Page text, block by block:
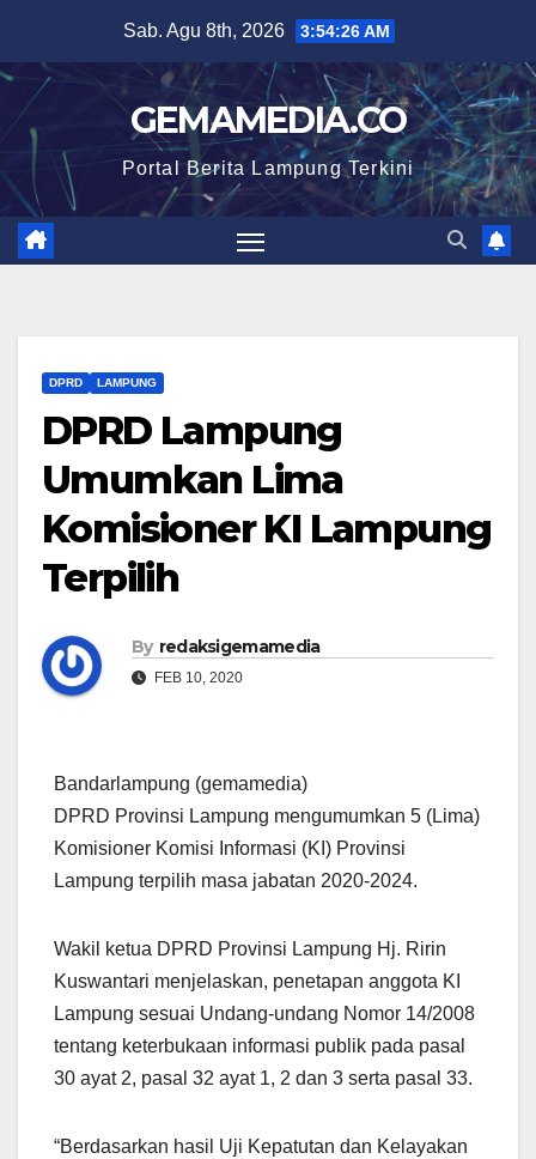
content
Sab. Agu 8th, 2026 3:54:27 AM
GEMAMEDIA.CO
Portal Berita Lampung Terkini
DPRD LAMPUNG
DPRD Lampung
Umumkan Lima
Komisioner KI Lampung
Terpilih
By redaksigemamedia
FEB 10, 2020
Bandarlampung (gemamedia)
DPRD Provinsi Lampung mengumumkan 5 (Lima)
Komisioner Komisi Informasi (KI) Provinsi
Lampung terpilih masa jabatan 2020-2024.
Wakil ketua DPRD Provinsi Lampung Hj. Ririn
Kuswantari menjelaskan, penetapan anggota KI
Lampung sesuai Undang-undang Nomor 14/2008
tentang keterbukaan informasi publik pada pasal
30 ayat 2, pasal 32 ayat 1, 2 dan 3 serta pasal 33.
“Berdasarkan hasil Uji Kepatutan dan Kelayakan